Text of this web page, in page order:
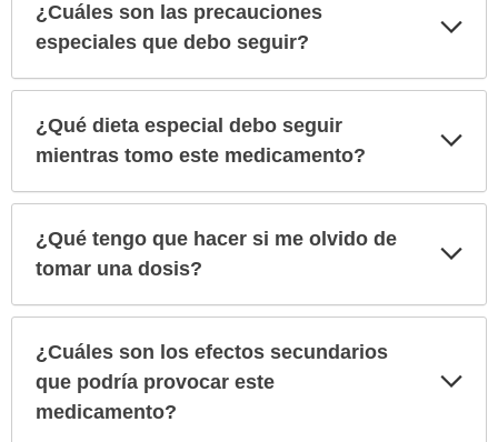
¿Cuáles son las precauciones
especiales que debo seguir?
¿Qué dieta especial debo seguir
mientras tomo este medicamento?
¿Qué tengo que hacer si me olvido de
tomar una dosis?
¿Cuáles son los efectos secundarios
que podría provocar este
medicamento?